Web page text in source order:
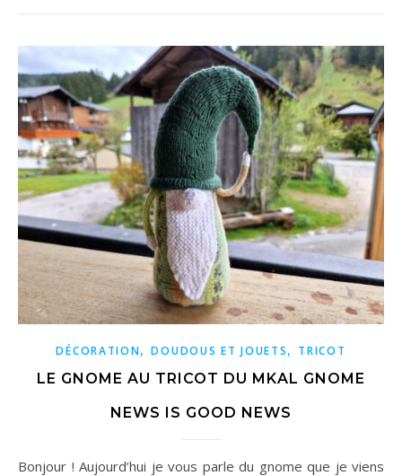
DÉCORATION,DOUDOUS ET JOUETS, TRICOT
LE GNOME AU TRICOT DU MKAL GNOME
NEWS IS GOOD NEWS
Bonjour ! Aujourd’hui je vous parle du gnome que je viens